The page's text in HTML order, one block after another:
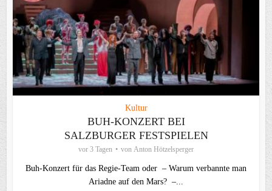
Kultur
BUH-KONZERT BEI
SALZBURGER FESTSPIELEN
vor 3 Tagen von Anton Hötzelsperger
Buh-Konzert für das Regie-Team oder – Warum verbannte man
Ariadne auf den Mars? –...